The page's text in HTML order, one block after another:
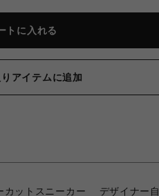
トに入れる
アイテムに追加
カットスニーカー デザイナー